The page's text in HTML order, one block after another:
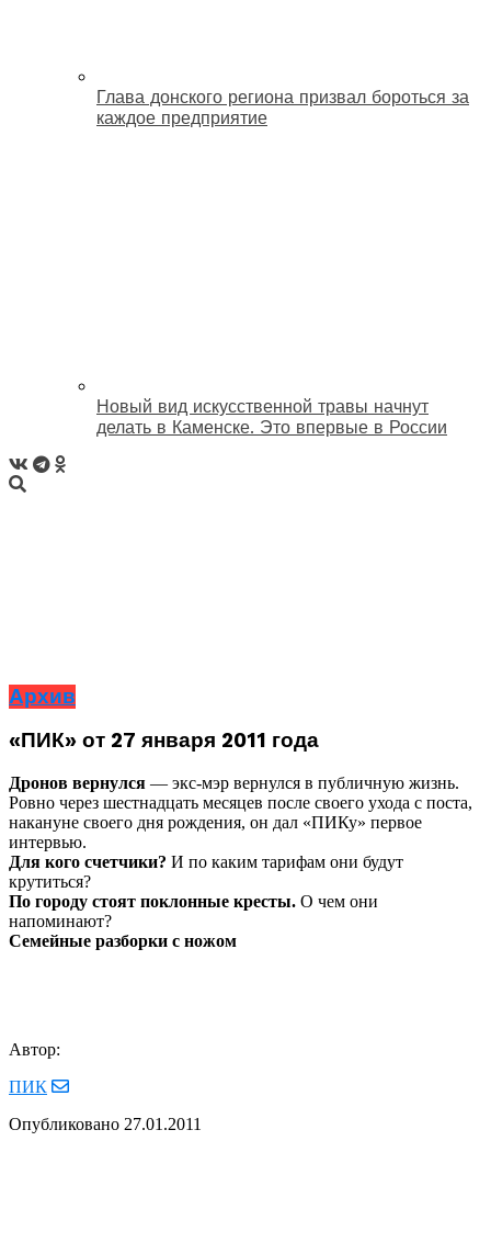
Глава донского региона призвал бороться за
каждое предприятие
Новый вид искусственной травы начнут
делать в Каменске. Это впервые в России
Архив
«ПИК» от 27 января 2011 года
Дронов вернулся — экс-мэр вернулся в публичную жизнь.
Ровно через шестнадцать месяцев после своего ухода с поста,
накануне своего дня рождения, он дал «ПИКу» первое
интервью.
Для кого счетчики? И по каким тарифам они будут
крутиться?
По городу стоят поклонные кресты. О чем они
напоминают?
Семейные разборки с ножом
Автор:
ПИК
Опубликовано 27.01.2011